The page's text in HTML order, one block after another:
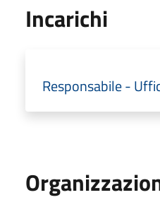
Incarichi
Responsabile -